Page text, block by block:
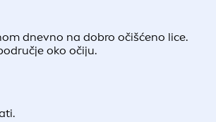
dnevno na dobro očišćeno lice.
oko očiju.